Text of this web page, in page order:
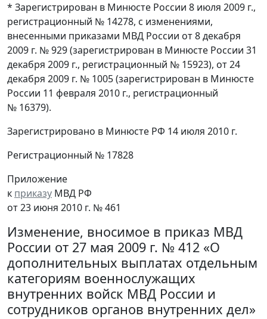
* Зарегистрирован в Минюсте России 8 июля 2009 г.,
регистрационный № 14278, с изменениями,
внесенными приказами МВД России от 8 декабря
2009 г. № 929 (зарегистрирован в Минюсте России 31
декабря 2009 г., регистрационный № 15923), от 24
декабря 2009 г. № 1005 (зарегистрирован в Минюсте
России 11 февраля 2010 г., регистрационный
№ 16379).
Зарегистрировано в Минюсте РФ 14 июля 2010 г.
Регистрационный № 17828
Приложение
к приказу МВД РФ
от 23 июня 2010 г. № 461
Изменение, вносимое в приказ МВД
России от 27 мая 2009 г. № 412 «О
дополнительных выплатах отдельным
категориям военнослужащих
внутренних войск МВД России и
сотрудников органов внутренних дел»